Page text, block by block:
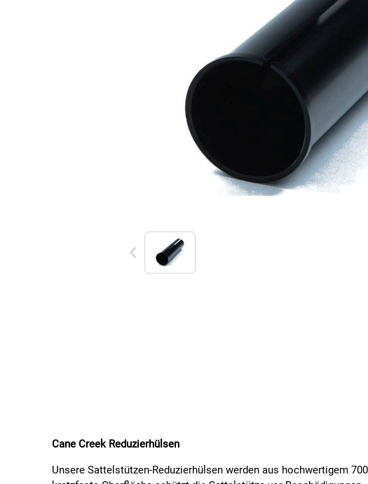
Cane Creek Reduzierhülsen
Unsere Sattelstützen-Reduzierhülsen werden aus hochwertigem